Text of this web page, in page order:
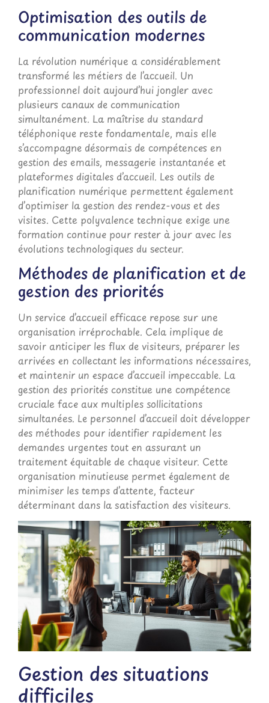
Optimisation des outils de
communication modernes
La révolution numérique a considérablement
transformé les métiers de l’accueil. Un
professionnel doit aujourd’hui jongler avec
plusieurs canaux de communication
simultanément. La maîtrise du standard
téléphonique reste fondamentale, mais elle
s’accompagne désormais de compétences en
gestion des emails, messagerie instantanée et
plateformes digitales d’accueil. Les outils de
planification numérique permettent également
d’optimiser la gestion des rendez-vous et des
visites. Cette polyvalence technique exige une
formation continue pour rester à jour avec les
évolutions technologiques du secteur.
Méthodes de planification et de
gestion des priorités
Un service d’accueil efficace repose sur une
organisation irréprochable. Cela implique de
savoir anticiper les flux de visiteurs, préparer les
arrivées en collectant les informations nécessaires,
et maintenir un espace d’accueil impeccable. La
gestion des priorités constitue une compétence
cruciale face aux multiples sollicitations
simultanées. Le personnel d’accueil doit développer
des méthodes pour identifier rapidement les
demandes urgentes tout en assurant un
traitement équitable de chaque visiteur. Cette
organisation minutieuse permet également de
minimiser les temps d’attente, facteur
déterminant dans la satisfaction des visiteurs.
Gestion des situations
difficiles